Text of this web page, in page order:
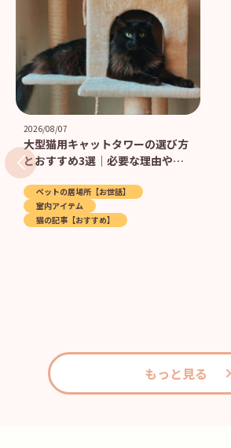
大型猫用キャットタワーの選び方
とおすすめ3選｜必要な理由や設
置場所のポイントまで解説
ペットの居場所【お世話】
室内アイテム
猫の記事【おすすめ】
2026/08/07
もっと見る